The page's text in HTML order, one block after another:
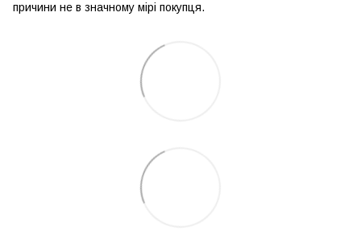
причини не в значному мірі покупця.